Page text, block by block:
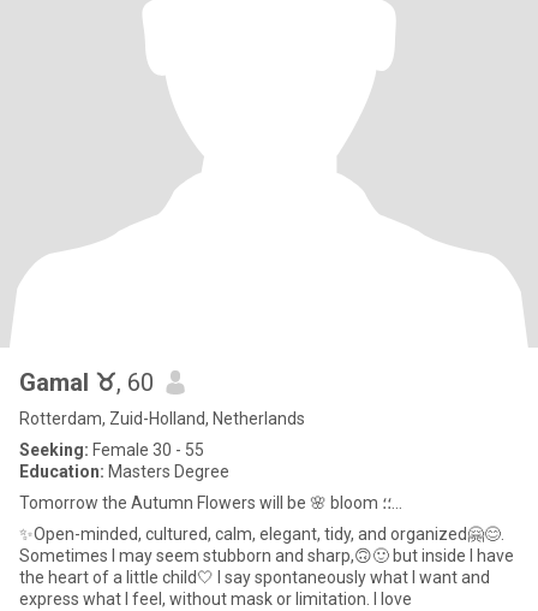
Gamal ♉, 60
Rotterdam, Zuid-Holland, Netherlands
Seeking: Female 30 - 55
Education: Masters Degree
✨️Open-minded, cultured, calm, elegant, tidy, and organized🤗😊.
Sometimes I may seem stubborn and sharp,🙃🙂 but inside I have
the heart of a little child🤍 I say spontaneously what I want and
express what I feel, without mask or limitation. I love